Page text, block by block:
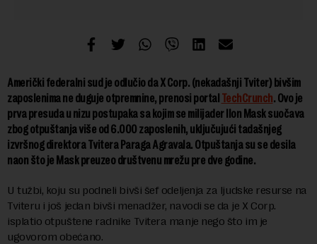
Američki federalni sud je odlučio da X Corp. (nekadašnji Tviter) bivšim
zaposlenima ne duguje otpremnine, prenosi portal TechCrunch. Ovo je
prva presuda u nizu postupaka sa kojim se milijader Ilon Mask suočava
zbog otpuštanja više od 6.000 zaposlenih, uključujući tadašnjeg
izvršnog direktora Tvitera Paraga Agravala. Otpuštanja su se desila
naon što je Mask preuzeo društvenu mrežu pre dve godine.
U tužbi, koju su podneli bivši šef odeljenja za ljudske resurse na
Tviteru i još jedan bivši menadžer, navodi se da je X Corp.
isplatio otpuštene radnike Tvitera manje nego što im je
ugovorom obećano.